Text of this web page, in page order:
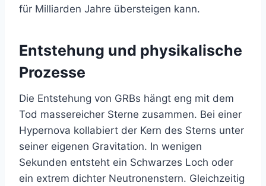
für Milliarden Jahre übersteigen kann.
Entstehung und physikalische
Prozesse
Die Entstehung von GRBs hängt eng mit dem
Tod massereicher Sterne zusammen. Bei einer
Hypernova kollabiert der Kern des Sterns unter
seiner eigenen Gravitation. In wenigen
Sekunden entsteht ein Schwarzes Loch oder
ein extrem dichter Neutronenstern. Gleichzeitig